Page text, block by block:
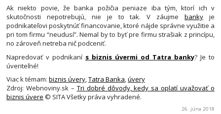
Ak niekto povie, že banka požičia peniaze iba tým, ktorí ich v
skutočnosti nepotrebujú, nie je to tak. V záujmebanky je
podnikateľovi poskytnúť financovanie, ktoré nájde správne využitie a
pri tom firmu “neudusí”. Nemal by to byť pre firmu strašiak z princípu,
no zároveň netreba nič podceniť.
Napredovať v podnikaní s biznis úvermi od Tatra banky? Je to
úveriteľné!
Viac k témam: biznis úvery,Tatra Banka,úvery
Zdroj: Webnoviny.sk – Tri dobré dôvody, kedy sa oplatí uvažovať o
biznis úvere © SITA Všetky práva vyhradené.
26. júna 2018